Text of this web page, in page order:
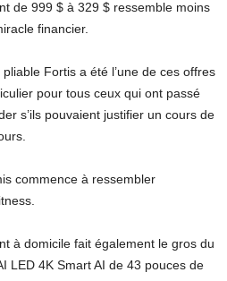
de 999 $ à 329 $ ressemble moins
financier.
Fortis a été l’une de ces offres
pour tous ceux qui ont passé
s’ils pouvaient justifier un cours de
commence à ressembler
à domicile fait également le gros du
LED 4K Smart AI de 43 pouces de